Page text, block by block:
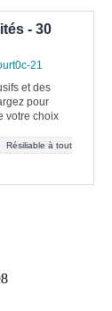
- 30
21
et des
pour
votre choix
Résiliable à tout